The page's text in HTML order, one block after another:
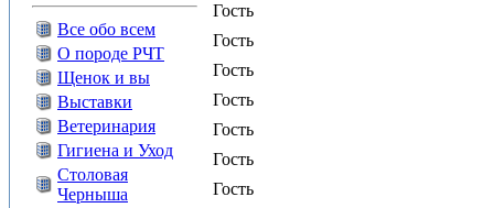
Все обо всем
О породе РЧТ
Щенок и вы
Выставки
Ветеринария
Гигиена и Уход
Столовая
Черныша
Гость
Гость
Гость
Гость
Гость
Гость
Гость